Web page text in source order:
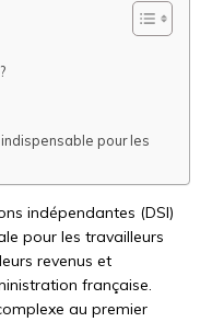
pour les
indépendantes (DSI)
pour les travailleurs
revenus et
française.
au premier